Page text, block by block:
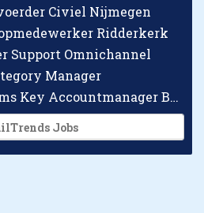
Civiel Nijmegen
Ridderkerk
Support Omnichannel
Manager
Checkpoint Systems Key Accountmanager Benelux
Jobs